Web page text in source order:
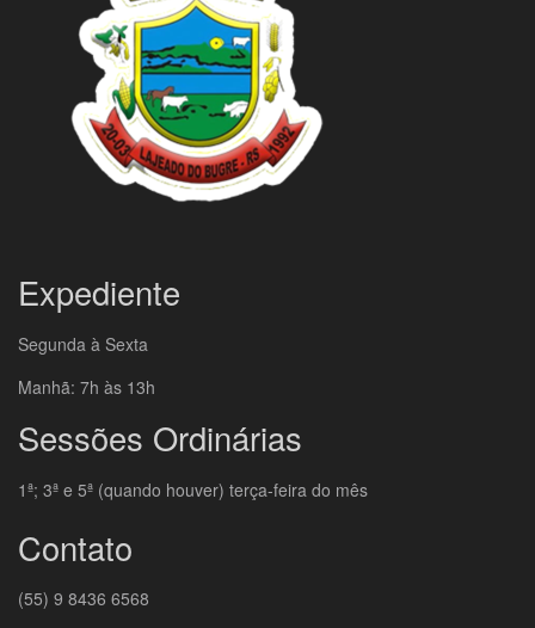
Expediente
Segunda à Sexta
Manhã: 7h às 13h
Sessões Ordinárias
1ª; 3ª e 5ª (quando houver) terça-feira do mês
Contato
(55) 9 8436 6568